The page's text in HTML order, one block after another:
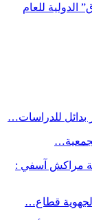
الدولية للعام
بدائل للدراسات…
مراكش آسفي :
قطاع…